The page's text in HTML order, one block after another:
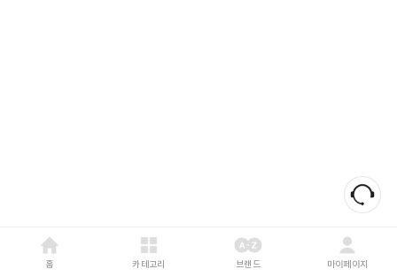
홈 카테고리 브랜드 마이페이지